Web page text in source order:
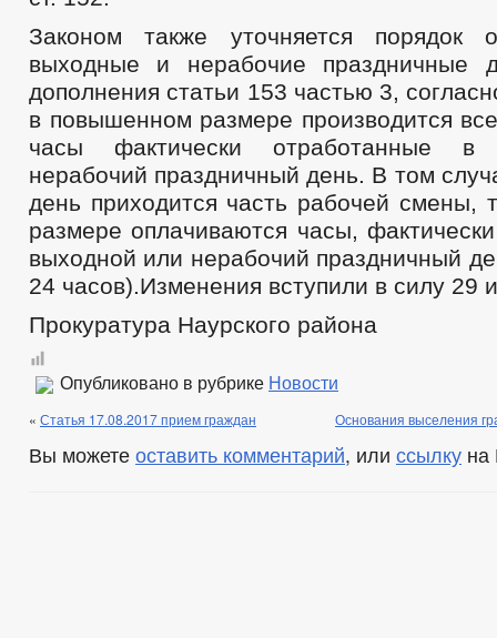
Законом также уточняется порядок
выходные и нерабочие праздничные
дополнения статьи 153 частью 3,
в повышенном размере производится
часы фактически отработанные
нерабочий праздничный день. В том
день приходится часть рабочей смены,
размере оплачиваются часы,
выходной или нерабочий праздничный
24 часов).Изменения вступили в силу 29
Прокуратура Наурского района
Опубликовано в рубрике Новости
« Статья 17.08.2017 прием граждан Основания выселения
Вы можете оставить комментарий, или ссылку на